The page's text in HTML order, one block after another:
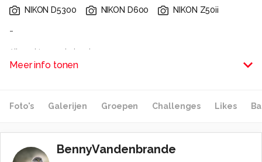
NIKON D5300
NIKON D600 NIKON Z50ii
-
Alle rechten voorbehouden
Meer info tonen
Foto's Galerijen Groepen Challenges Likes
BennyVandenbrande